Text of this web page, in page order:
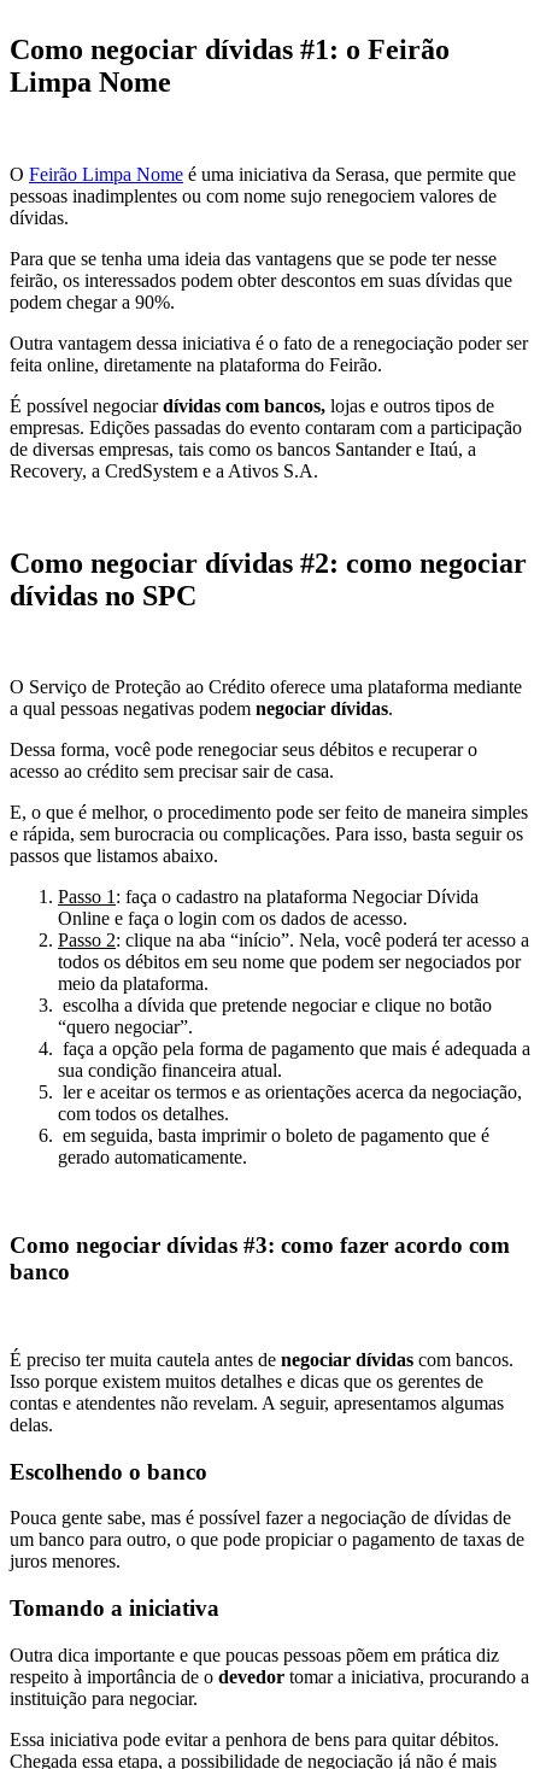
Como negociar dívidas #1: o Feirão
Limpa Nome
O Feirão Limpa Nome é uma iniciativa da Serasa, que permite que
pessoas inadimplentes ou com nome sujo renegociem valores de
dívidas.
Para que se tenha uma ideia das vantagens que se pode ter nesse
feirão, os interessados podem obter descontos em suas dívidas que
podem chegar a 90%.
Outra vantagem dessa iniciativa é o fato de a renegociação poder ser
feita online, diretamente na plataforma do Feirão.
É possível negociardívidas com bancos, lojas e outros tipos de
empresas. Edições passadas do evento contaram com a participação
de diversas empresas, tais como os bancos Santander e Itaú, a
Recovery, a CredSystem e a Ativos S.A.
Como negociar dívidas #2: como negociar
dívidas no SPC
O Serviço de Proteção ao Crédito oferece uma plataforma mediante
a qual pessoas negativas podem negociar dívidas.
Dessa forma, você pode renegociar seus débitos e recuperar o
acesso ao crédito sem precisar sair de casa.
E, o que é melhor, o procedimento pode ser feito de maneira simples
e rápida, sem burocracia ou complicações. Para isso, basta seguir os
passos que listamos abaixo.
Passo 1: faça o cadastro na plataforma Negociar Dívida
Online e faça o login com os dados de acesso.
Passo 2: clique na aba “início”. Nela, você poderá ter acesso a
todos os débitos em seu nome que podem ser negociados por
meio da plataforma.
escolha a dívida que pretende negociar e clique no botão
“quero negociar”.
faça a opção pela forma de pagamento que mais é adequada a
sua condição financeira atual.
ler e aceitar os termos e as orientações acerca da negociação,
com todos os detalhes.
em seguida, basta imprimir o boleto de pagamento que é
gerado automaticamente.
Como negociar dívidas #3: como fazer acordo com
banco
É preciso ter muita cautela antes de negociar dívidas com bancos.
Isso porque existem muitos detalhes e dicas que os gerentes de
contas e atendentes não revelam. A seguir, apresentamos algumas
delas.
Escolhendo o banco
Pouca gente sabe, mas é possível fazer a negociação de dívidas de
um banco para outro, o que pode propiciar o pagamento de taxas de
juros menores.
Tomando a iniciativa
Outra dica importante e que poucas pessoas põem em prática diz
respeito à importância de o devedor tomar a iniciativa, procurando a
instituição para negociar.
Essa iniciativa pode evitar a penhora de bens para quitar débitos.
Chegada essa etapa, a possibilidade de negociação já não é mais